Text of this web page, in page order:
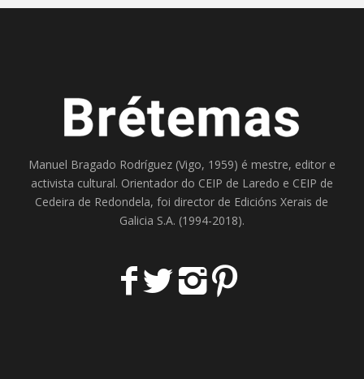
Manuel Bragado Rodríguez (Vigo, 1959) é mestre, editor e
activista cultural. Orientador do CEIP de Laredo e CEIP de
Cedeira de Redondela, foi director de Edicións Xerais de
Galicia S.A. (1994-2018).